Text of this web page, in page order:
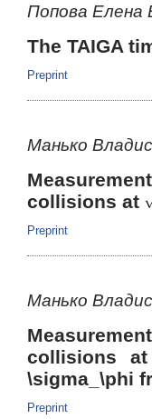
Попова Елена
The TAIGA
Preprint
Манько
collisions at
Preprint
Манько
collisions at
\sigma_\phi
Preprint